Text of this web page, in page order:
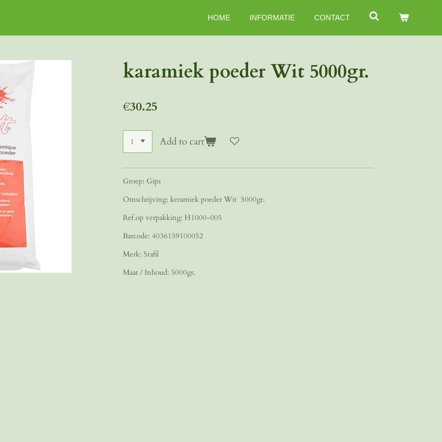
HOME INFORMATIE CONTACT
karamiek poeder Wit 5000gr.
€30.25
Add to cart
Groep: Gips
Omschrijving: keramiek poeder Wit 5000gr.
Ref.op verpakking: H1000-005
Barcode: 4036159100052
Merk: Stafil
Maat / Inhoud: 5000gr.